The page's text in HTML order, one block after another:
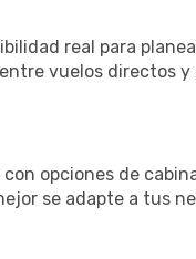
real para
vuelos directos
opciones de
se adapte a tus